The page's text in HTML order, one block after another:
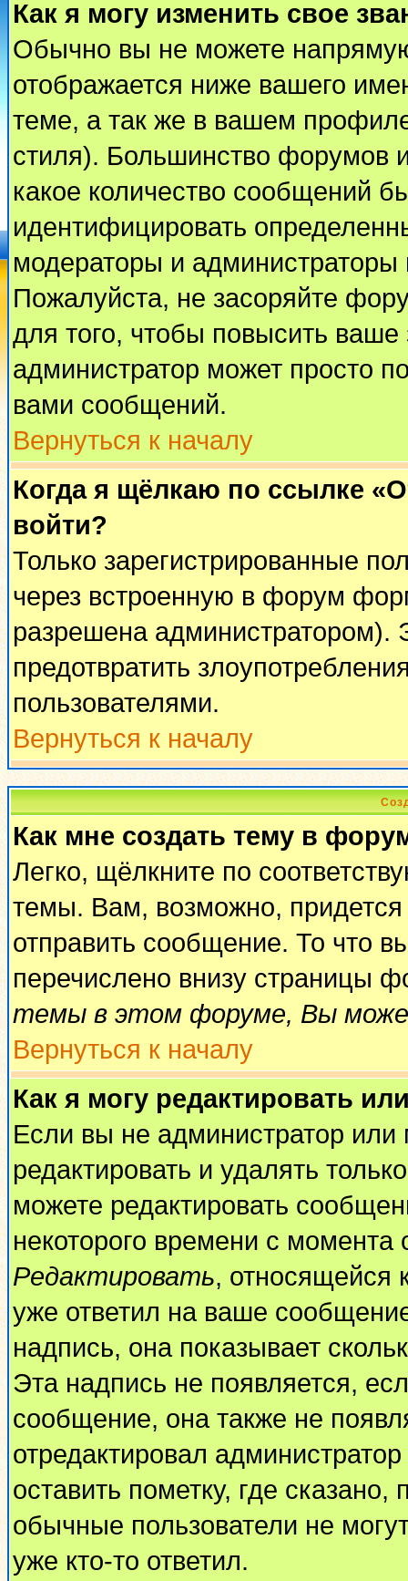
Как я могу изменить свое
Обычно вы не можете
отображается ниже вашего
теме, а так же в вашем
стиля). Большинство форумов
какое количество сообщений
идентифицировать
модераторы и администраторы
Пожалуйста, не засоряйте
для того, чтобы повысить
администратор может просто
вами сообщений.
Вернуться к началу
Когда я щёлкаю по ссылке
войти?
Только зарегистрированные
через встроенную в форум
разрешена администратором).
предотвратить
пользователями.
Вернуться к началу
Как мне создать тему в
Легко, щёлкните по
темы. Вам, возможно, придется
отправить сообщение. То что
перечислено внизу страницы
темы в этом форуме, Вы
Вернуться к началу
Как я могу редактировать
Если вы не администратор
редактировать и удалять
можете редактировать
некоторого времени с
Редактировать, относящейся
уже ответил на ваше
надпись, она показывает
Эта надпись не появляется,
сообщение, она также не
отредактировал
оставить пометку, где
обычные пользователи не
уже кто-то ответил.